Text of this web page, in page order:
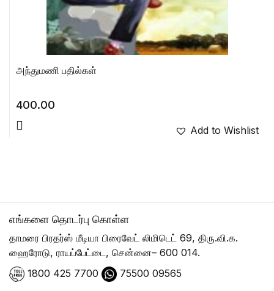
அந்துமணி பதில்கள்
400.00
Add to Wishlist
எங்களை தொடர்பு கொள்ள
தாமரை பிரதர்ஸ் மீடியா பிரைவேட் லிமிடெட் 69, திரு.வி.க.
ஹைரோடு, ராயப்பேட்டை, சென்னை– 600 014.
1800 425 7700
75500 09565